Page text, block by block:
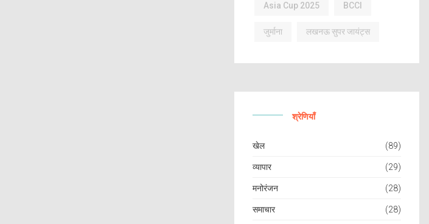
Asia Cup 2025 BCCI
जुर्माना लखनऊ सुपर जायंट्स
श्रेणियाँ
खेल (89)
व्यापार (29)
मनोरंजन (28)
समाचार (28)